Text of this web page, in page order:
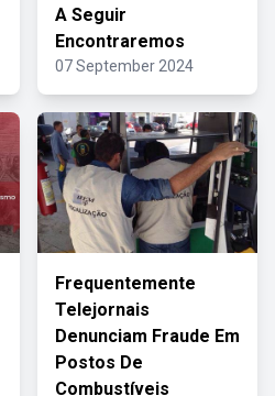
A Seguir
Encontraremos
07 September 2024
Frequentemente
Telejornais
Denunciam Fraude Em
Postos De
Combustíveis